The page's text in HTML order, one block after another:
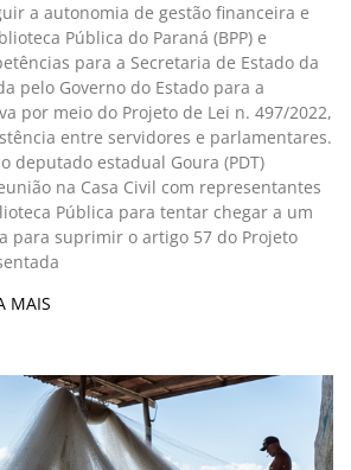
a autonomia de gestão financeira e
Pública do Paraná (BPP) e
para a Secretaria de Estado da
pelo Governo do Estado para a
por meio do Projeto de Lei n. 497/2022,
entre servidores e parlamentares.
deputado estadual Goura (PDT)
na Casa Civil com representantes
Pública para tentar chegar a um
para suprimir o artigo 57 do Projeto
MAIS